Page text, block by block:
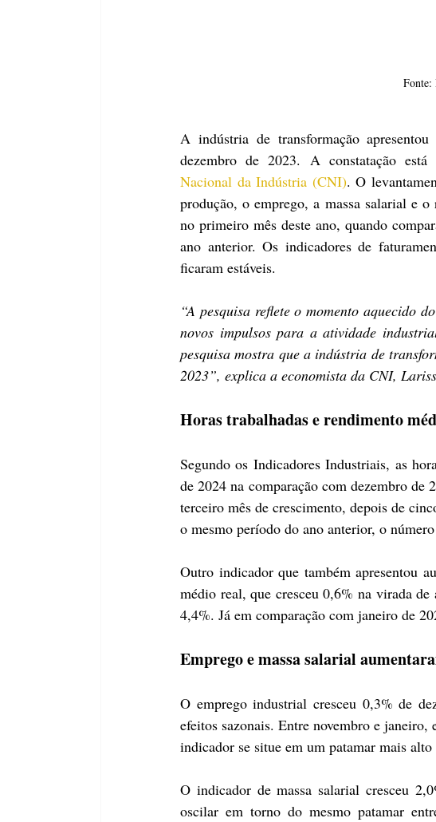
Fonte:
A indústria de transformação
dezembro de 2023. A constatação
Nacional da Indústria (CNI). O
produção, o emprego, a massa salarial e
no primeiro mês deste ano, quando
ano anterior. Os indicadores de
ficaram estáveis.
“A pesquisa reflete o momento aquecido
novos impulsos para a atividade
pesquisa mostra que a indústria de
2023”, explica a economista da CNI,
Horas trabalhadas e rendimento
Segundo os Indicadores Industriais, as
de 2024 na comparação com dezembro
terceiro mês de crescimento, depois de
o mesmo período do ano anterior, o
Outro indicador que também apresentou
médio real, que cresceu 0,6% na virada
4,4%. Já em comparação com janeiro de
Emprego e massa salarial
O emprego industrial cresceu 0,3% de
efeitos sazonais. Entre novembro e
indicador se situe em um patamar mais
O indicador de massa salarial cresceu
oscilar em torno do mesmo patamar